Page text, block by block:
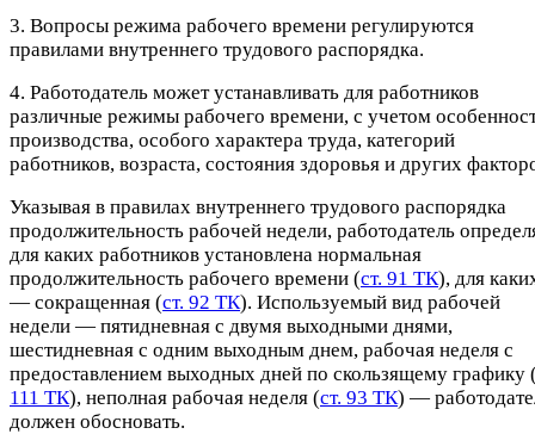
3. Вопросы режима рабочего времени регулируются
правилами внутреннего трудового распорядка.
4. Работодатель может устанавливать для работников
различные режимы рабочего времени, с учетом
производства, особого характера труда, категорий
работников, возраста, состояния здоровья и других
Указывая в правилах внутреннего трудового распорядка
продолжительность рабочей недели, работодатель
для каких работников установлена нормальная
продолжительность рабочего времени (ст. 91 ТК), для
— сокращенная (ст. 92 ТК). Используемый вид рабочей
недели — пятидневная с двумя выходными днями,
шестидневная с одним выходным днем, рабочая неделя с
предоставлением выходных дней по скользящему графику
111 ТК), неполная рабочая неделя (ст. 93 ТК) —
должен обосновать.